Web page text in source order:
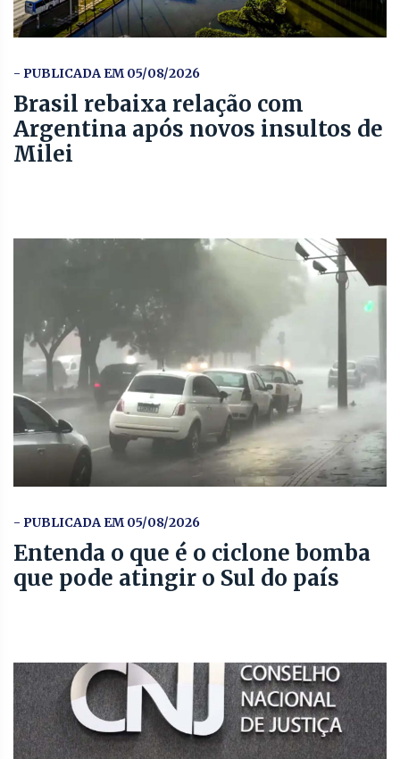
- PUBLICADA EM 05/08/2026
Brasil rebaixa relação com
Argentina após novos insultos de
Milei
- PUBLICADA EM 05/08/2026
Entenda o que é o ciclone bomba
que pode atingir o Sul do país